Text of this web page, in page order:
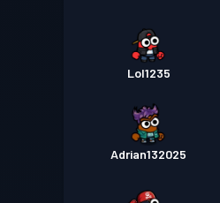
Lol1235
Adrian132025